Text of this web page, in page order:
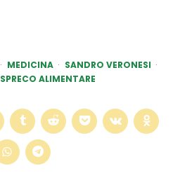
MEDICINA
SANDRO VERONESI
SPRECO ALIMENTARE